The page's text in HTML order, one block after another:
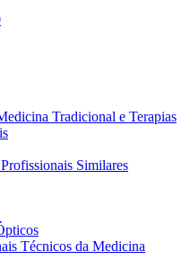
Tradicional e Terapias
Similares
Técnicos da Medicina